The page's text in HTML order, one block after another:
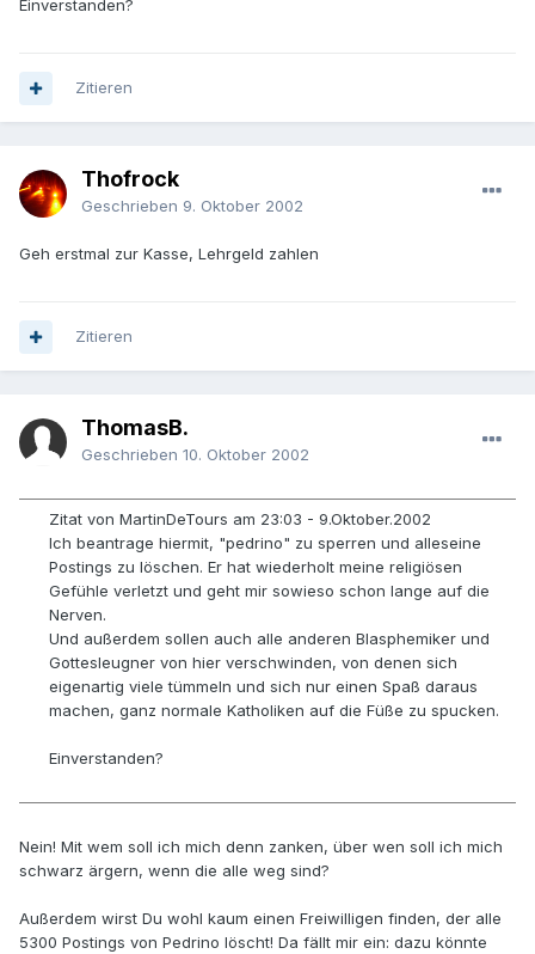
Einverstanden?
Zitieren
Thofrock
Geschrieben 9. Oktober 2002
Geh erstmal zur Kasse, Lehrgeld zahlen
Zitieren
ThomasB.
Geschrieben 10. Oktober 2002
Zitat von MartinDeTours am 23:03 - 9.Oktober.2002
Ich beantrage hiermit, "pedrino" zu sperren und alleseine
Postings zu löschen. Er hat wiederholt meine religiösen
Gefühle verletzt und geht mir sowieso schon lange auf die
Nerven.
Und außerdem sollen auch alle anderen Blasphemiker und
Gottesleugner von hier verschwinden, von denen sich
eigenartig viele tümmeln und sich nur einen Spaß daraus
machen, ganz normale Katholiken auf die Füße zu spucken.
Einverstanden?
Nein! Mit wem soll ich mich denn zanken, über wen soll ich mich
schwarz ärgern, wenn die alle weg sind?
Außerdem wirst Du wohl kaum einen Freiwilligen finden, der alle
5300 Postings von Pedrino löscht! Da fällt mir ein: dazu könnte